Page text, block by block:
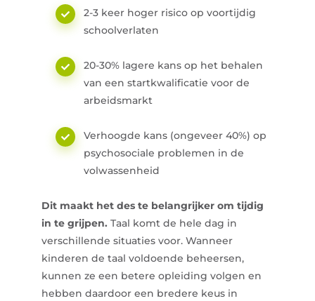
2-3 keer hoger risico op voortijdig
schoolverlaten
20-30% lagere kans op het behalen
van een startkwalificatie voor de
arbeidsmarkt
Verhoogde kans (ongeveer 40%) op
psychosociale problemen in de
volwassenheid
Dit maakt het des te belangrijker om tijdig
in te grijpen. Taal komt de hele dag in
verschillende situaties voor. Wanneer
kinderen de taal voldoende beheersen,
kunnen ze een betere opleiding volgen en
hebben daardoor een bredere keus in